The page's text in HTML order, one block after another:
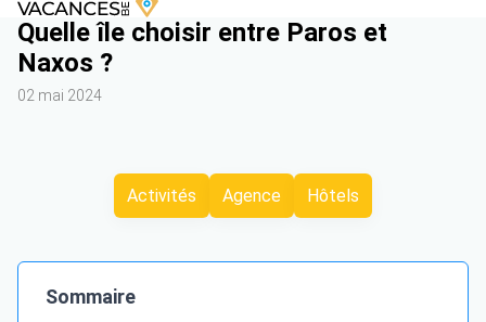
Quelle île choisir entre Paros et
Naxos ?
02 mai 2024
Activités Agence Hôtels
Sommaire